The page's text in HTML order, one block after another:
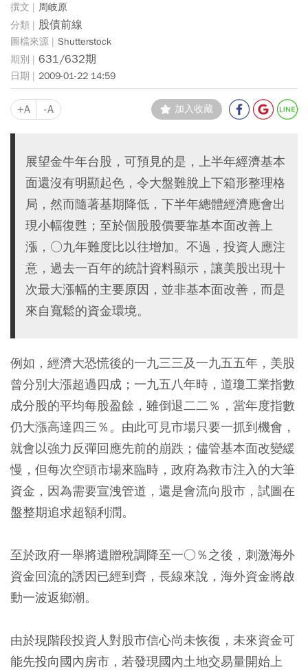
周岐原
股債前線
Shutterstock
631/632期
2009-01-22 14:59
+A -A 加入收藏
展望金牛年台股，可預見的是，上半年經濟基本
面還沒有明顯起色，令大盤難脫上下箱形整理格
局，然而隨著基期降低，下半年總體經濟應會出
現小幅復甦；至於個股股價要靠基本面改善上
漲，○九年難度比以往增加。不過，投資人應注
意，過去一百年的統計資料顯示，讓美股出現十
次最大漲幅的主要原因，並非基本面改善，而是
來自寬鬆的資金環境。
例如，經濟大恐慌後的一九三三及一九五五年，美股
曾分別大漲超過四成；一九五八年時，道瓊工業指數
成分股的平均每股盈餘，雖倒退二二％，當年度指數
仍大漲高達四三％。由此可見市場只要一抓到機會，
就會以強力反彈回應先前的崩跌；儘管基本面改變緩
慢，但每次空頭市場來臨時，政府為救市注入的大筆
資金，因為需要宣洩管道，還是會流向股市，試圖在
盤整期追求超額利潤。
至於政府一舉將遺贈稅調降至一○％之後，刺激海外
資金回流的誘因已經到齊，長線來說，海外資金將啟
動一波返鄉潮。
由於現階段投資人對股市信心尚未恢復，未來資金可
能先投向國內房市，若發現國內土地交易量開始上